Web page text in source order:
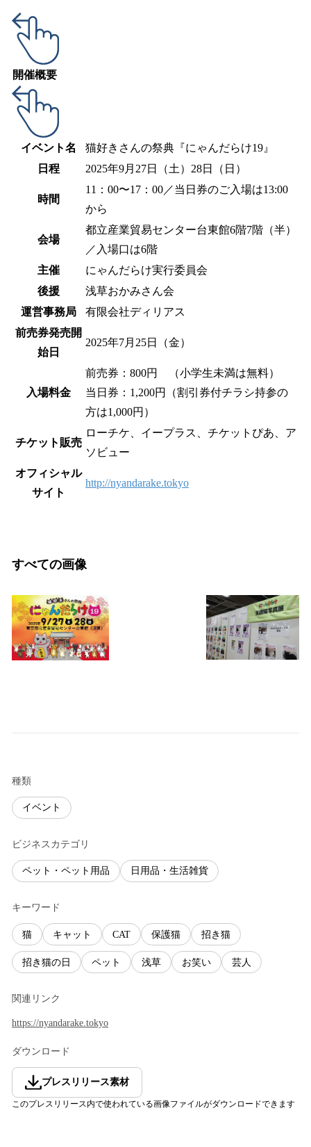
開催概要
イベント名
猫好きさんの祭典『にゃんだらけ19』
日程
2025年9月27日（土）28日（日）
時間
11：00〜17：00／当日券のご入場は13:00
から
会場
都立産業貿易センター台東館6階7階（半）
／入場口は6階
主催
にゃんだらけ実行委員会
後援
浅草おかみさん会
運営事務局
有限会社ディリアス
前売券発売開
始日
2025年7月25日（金）
入場料金
前売券：800円 （小学生未満は無料）
当日券：1,200円（割引券付チラシ持参の
方は1,000円）
チケット販売
ローチケ、イープラス、チケットぴあ、ア
ソビュー
オフィシャル
サイト
http://nyandarake.tokyo
すべての画像
種類
イベント
ビジネスカテゴリ
ペット・ペット用品 日用品・生活雑貨
キーワード
猫 キャット CAT 保護猫 招き猫
招き猫の日 ペット 浅草 お笑い 芸人
関連リンク
https://nyandarake.tokyo
ダウンロード
プレスリリース素材
このプレスリリース内で使われている画像ファイルがダウンロードできます